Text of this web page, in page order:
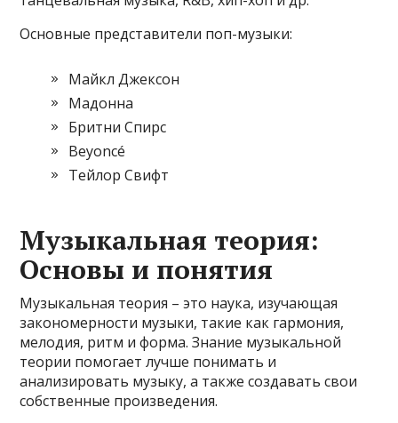
Основные представители поп-музыки:
Майкл Джексон
Мадонна
Бритни Спирс
Beyoncé
Тейлор Свифт
Музыкальная теория:
Основы и понятия
Музыкальная теория – это наука, изучающая
закономерности музыки, такие как гармония,
мелодия, ритм и форма. Знание музыкальной
теории помогает лучше понимать и
анализировать музыку, а также создавать свои
собственные произведения.